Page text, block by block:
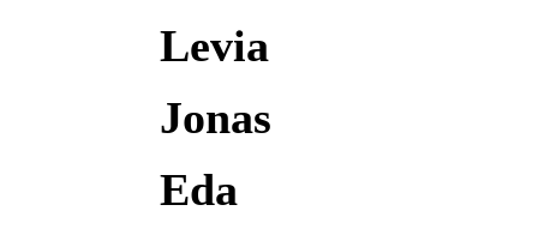
Levia
Jonas
Eda